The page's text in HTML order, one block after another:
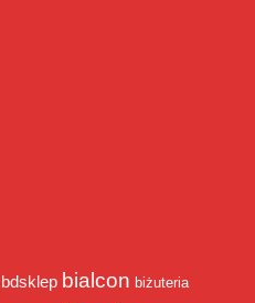
bdsklep bialcon biżuteria